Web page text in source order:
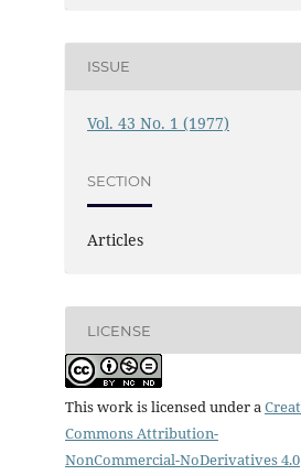
ISSUE
Vol. 43 No. 1 (1977)
SECTION
Articles
LICENSE
This work is licensed under a
Commons Attribution-
NonCommercial-NoDerivatives 4.0